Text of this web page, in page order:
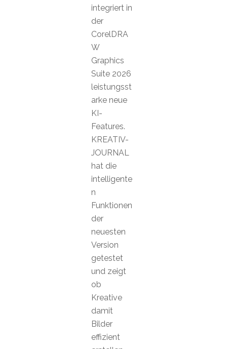
integriert in
der
CorelDRA
W
Graphics
Suite 2026
leistungsst
arke neue
KI-
Features.
KREATIV-
JOURNAL
hat die
intelligente
n
Funktionen
der
neuesten
Version
getestet
und zeigt
ob
Kreative
damit
Bilder
effizient